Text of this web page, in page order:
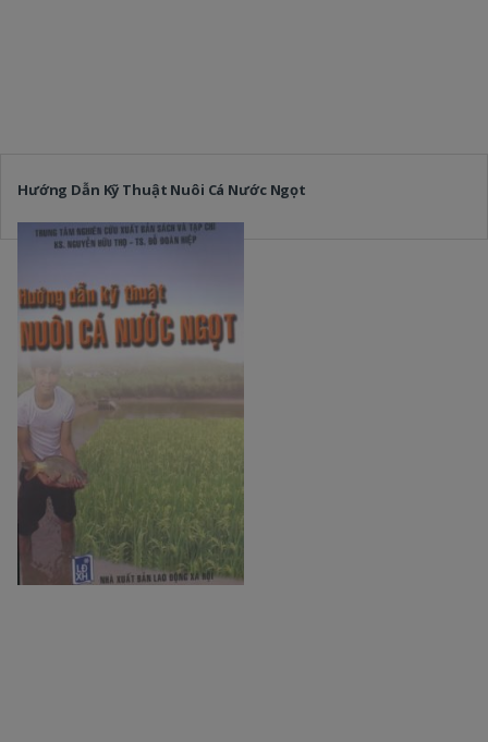
Hướng Dẫn Kỹ Thuật Nuôi Cá Nước Ngọt